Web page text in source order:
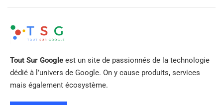
Tout Sur Google est un site de passionnés de la technologie
dédié à l’univers de Google. On y cause produits, services
mais également écosystème.